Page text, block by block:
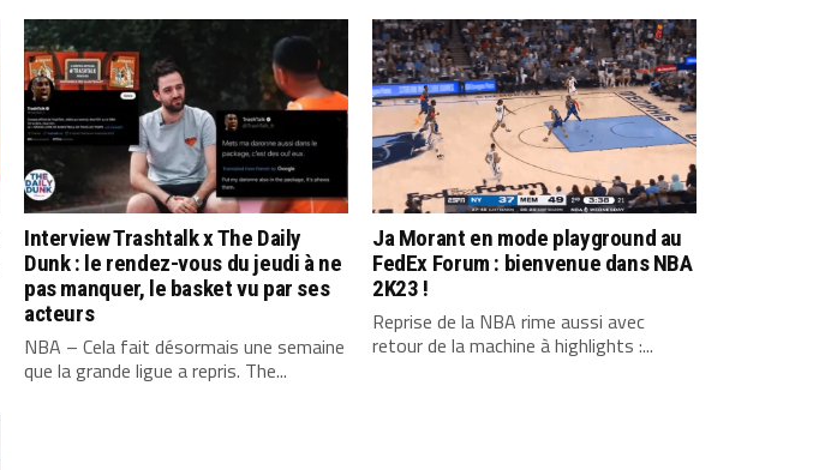
Interview Trashtalk x The Daily
Dunk : le rendez-vous du jeudi à ne
pas manquer, le basket vu par ses
acteurs
NBA – Cela fait désormais une semaine
que la grande ligue a repris. The...
Ja Morant en mode playground au
FedEx Forum : bienvenue dans NBA
2K23 !
Reprise de la NBA rime aussi avec
retour de la machine à highlights :...